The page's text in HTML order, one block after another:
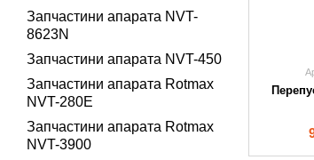
Запчастини апарата NVT-
8623N
Запчастини апарата NVT-450
Запчастини апарата Rotmax
NVT-280E
Запчастини апарата Rotmax
NVT-3900